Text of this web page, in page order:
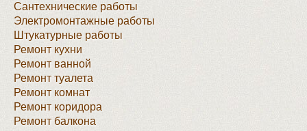
Сантехнические работы
Электромонтажные работы
Штукатурные работы
Ремонт кухни
Ремонт ванной
Ремонт туалета
Ремонт комнат
Ремонт коридора
Ремонт балкона